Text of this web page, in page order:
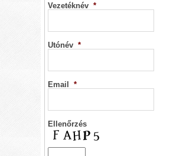
Vezetéknév *
Utónév *
Email *
Ellenőrzés